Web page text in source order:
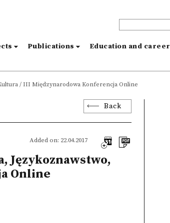
Publications Education and career
/ III Międzynarodowa Konferencja Online
Back
Added on: 22.04.2017
Językoznawstwo,
Online